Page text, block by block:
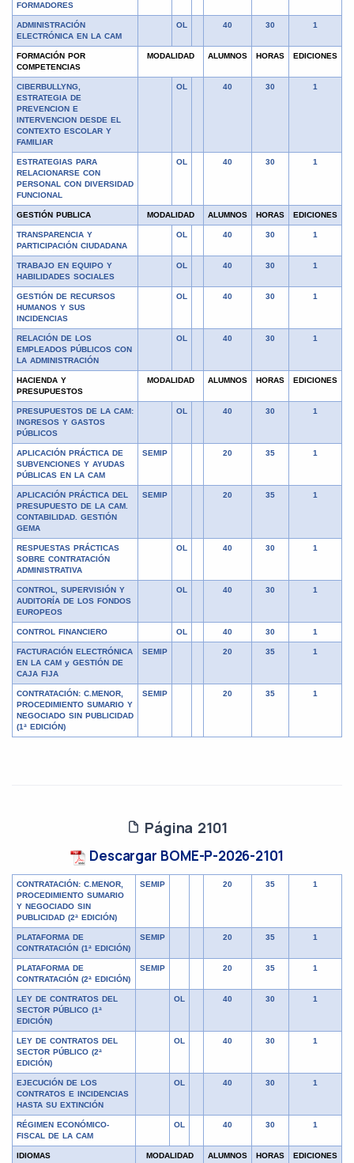
FORMADORES
ADMINISTRACIÓN
ELECTRÓNICA EN LA CAM
OL 40 30 1
FORMACIÓN POR
COMPETENCIAS
MODALIDAD ALUMNOS HORAS EDICIONES
CIBERBULLYNG,
ESTRATEGIA DE
PREVENCION E
INTERVENCION DESDE EL
CONTEXTO ESCOLAR Y
FAMILIAR
OL 40 30 1
ESTRATEGIAS PARA
RELACIONARSE CON
PERSONAL CON DIVERSIDAD
FUNCIONAL
OL 40 30 1
GESTIÓN PUBLICA MODALIDAD ALUMNOS HORAS EDICIONES
TRANSPARENCIA Y
PARTICIPACIÓN CIUDADANA
OL 40 30 1
TRABAJO EN EQUIPO Y
HABILIDADES SOCIALES
OL 40 30 1
GESTIÓN DE RECURSOS
HUMANOS Y SUS
INCIDENCIAS
OL 40 30 1
RELACIÓN DE LOS
EMPLEADOS PÚBLICOS CON
LA ADMINISTRACIÓN
OL 40 30 1
HACIENDA Y
PRESUPUESTOS
MODALIDAD ALUMNOS HORAS EDICIONES
PRESUPUESTOS DE LA CAM:
INGRESOS Y GASTOS
PÚBLICOS
OL 40 30 1
APLICACIÓN PRÁCTICA DE
SUBVENCIONES Y AYUDAS
PÚBLICAS EN LA CAM
SEMIP 20 35 1
APLICACIÓN PRÁCTICA DEL
PRESUPUESTO DE LA CAM.
CONTABILIDAD. GESTIÓN
GEMA
SEMIP 20 35 1
RESPUESTAS PRÁCTICAS
SOBRE CONTRATACIÓN
ADMINISTRATIVA
OL 40 30 1
CONTROL, SUPERVISIÓN Y
AUDITORÍA DE LOS FONDOS
EUROPEOS
OL 40 30 1
CONTROL FINANCIERO OL 40 30 1
FACTURACIÓN ELECTRÓNICA
EN LA CAM y GESTIÓN DE
CAJA FIJA
SEMIP 20 35 1
CONTRATACIÓN: C.MENOR,
PROCEDIMIENTO SUMARIO Y
NEGOCIADO SIN PUBLICIDAD
(1ª EDICIÓN)
SEMIP 20 35 1
Página 2101
Descargar BOME-P-2026-2101
CONTRATACIÓN: C.MENOR,
PROCEDIMIENTO SUMARIO
Y NEGOCIADO SIN
PUBLICIDAD (2ª EDICIÓN)
SEMIP 20 35 1
PLATAFORMA DE
CONTRATACIÓN (1ª EDICIÓN)
SEMIP 20 35 1
PLATAFORMA DE
CONTRATACIÓN (2ª EDICIÓN)
SEMIP 20 35 1
LEY DE CONTRATOS DEL
SECTOR PÚBLICO (1ª
EDICIÓN)
OL 40 30 1
LEY DE CONTRATOS DEL
SECTOR PÚBLICO (2ª
EDICIÓN)
OL 40 30 1
EJECUCIÓN DE LOS
CONTRATOS E INCIDENCIAS
HASTA SU EXTINCIÓN
OL 40 30 1
RÉGIMEN ECONÓMICO-
FISCAL DE LA CAM
OL 40 30 1
IDIOMAS MODALIDAD ALUMNOS HORAS EDICIONES